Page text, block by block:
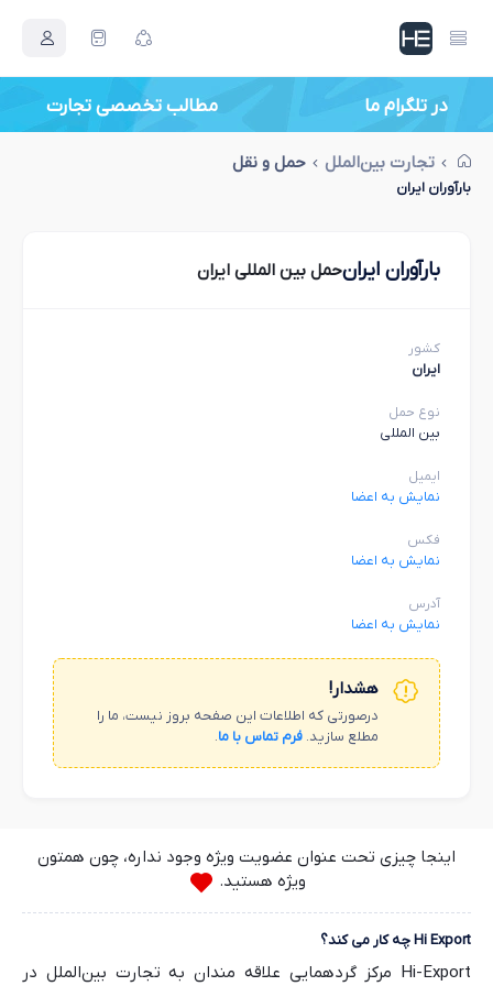
در تلگرام ما مطالب تخصصی تجارت
تجارت بین‌الملل حمل و نقل
بارآوران ایران
بارآوران ایرانحمل بین المللی ایران
کشور
ایران
نوع حمل
بین المللی
ایمیل
نمایش به اعضا
فکس
نمایش به اعضا
آدرس
نمایش به اعضا
هشدار!
درصورتی که اطلاعات این صفحه بروز نیست، ما را
مطلع سازید. فرم تماس با ما.
اینجا چیزی تحت عنوان عضویت ویژه وجود نداره، چون همتون
ویژه هستید.
Hi Export چه کار می کند؟
Hi-Export مرکز گردهمایی علاقه مندان به تجارت بین‌الملل در